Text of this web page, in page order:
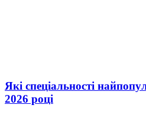
Які спеціальності
2026 році